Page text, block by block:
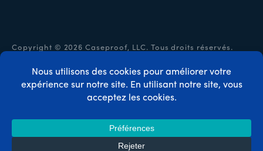
Copyright © 2026 Caseproof, LLC. Tous droits réservés.
Politique de confidentialité / Remboursements
Conditions
générales d'utilisation
Divulgation de la FTC
Code
promo MemberPress